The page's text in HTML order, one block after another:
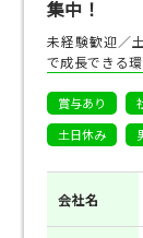
集中！
未経験歓迎／
で成長できる環
賞与あり
土日休み
会社名